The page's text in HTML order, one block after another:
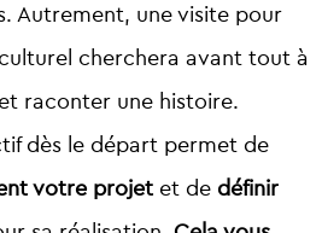
Autrement, une visite pour
cherchera avant tout à
raconter une histoire.
dès le départ permet de
votre projet et de définir